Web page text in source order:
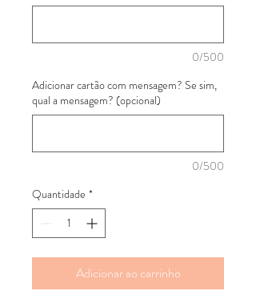
0/500
Adicionar cartão com mensagem? Se sim,
qual a mensagem? (opcional)
0/500
Quantidade *
Adicionar ao carrinho